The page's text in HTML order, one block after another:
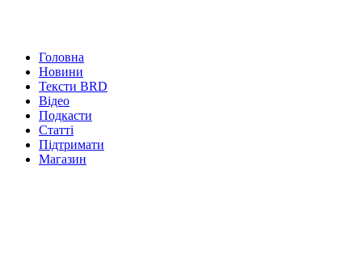
Головна
Новини
Тексти BRD
Відео
Подкасти
Статті
Підтримати
Магазин